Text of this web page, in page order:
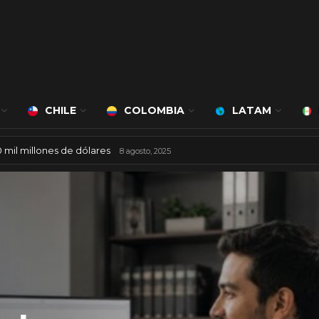
CHILE COLOMBIA LATAM
mil millones de dólares 8 agosto, 2025